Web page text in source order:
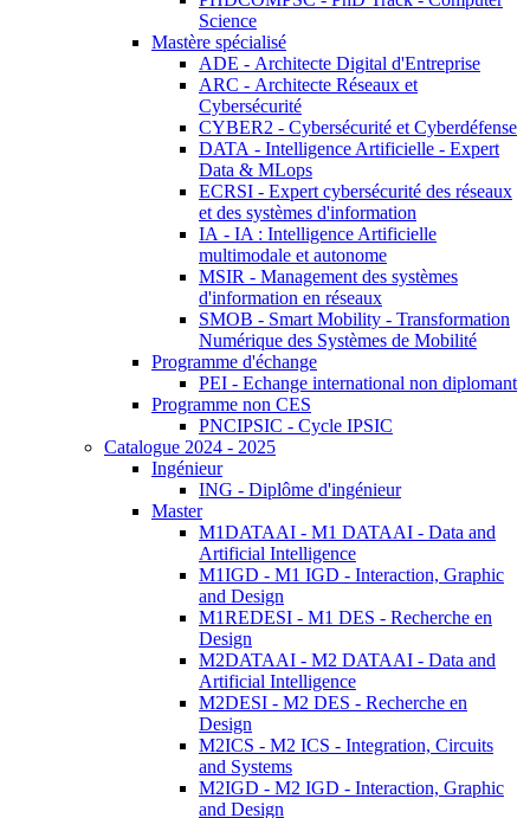
Science
Mastère spécialisé
ADE - Architecte Digital d'Entreprise
ARC - Architecte Réseaux et
Cybersécurité
CYBER2 - Cybersécurité et Cyberdéfense
DATA - Intelligence Artificielle - Expert
Data & MLops
ECRSI - Expert cybersécurité des réseaux
et des systèmes d'information
IA - IA : Intelligence Artificielle
multimodale et autonome
MSIR - Management des systèmes
d'information en réseaux
SMOB - Smart Mobility - Transformation
Numérique des Systèmes de Mobilité
Programme d'échange
PEI - Echange international non diplomant
Programme non CES
PNCIPSIC - Cycle IPSIC
Catalogue 2024 - 2025
Ingénieur
ING - Diplôme d'ingénieur
Master
M1DATAAI - M1 DATAAI - Data and
Artificial Intelligence
M1IGD - M1 IGD - Interaction, Graphic
and Design
M1REDESI - M1 DES - Recherche en
Design
M2DATAAI - M2 DATAAI - Data and
Artificial Intelligence
M2DESI - M2 DES - Recherche en
Design
M2ICS - M2 ICS - Integration, Circuits
and Systems
M2IGD - M2 IGD - Interaction, Graphic
and Design